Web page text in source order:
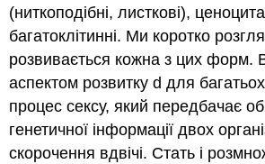
(ниткоподібні, листкові),
багатоклітинні. Ми коротко
розвивається кожна з цих форм.
аспектом розвитку d для багатьох
процес сексу, який передбачає
генетичної інформації двох
скорочення вдвічі. Стать і